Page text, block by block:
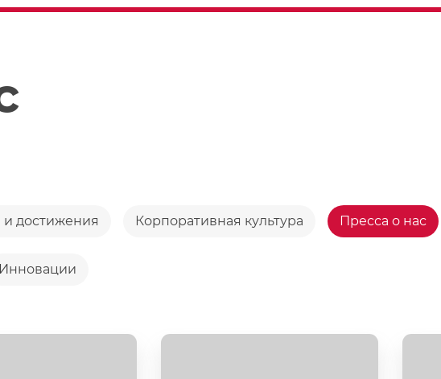
и достижения Корпоративная культура Пресса о нас
Инновации